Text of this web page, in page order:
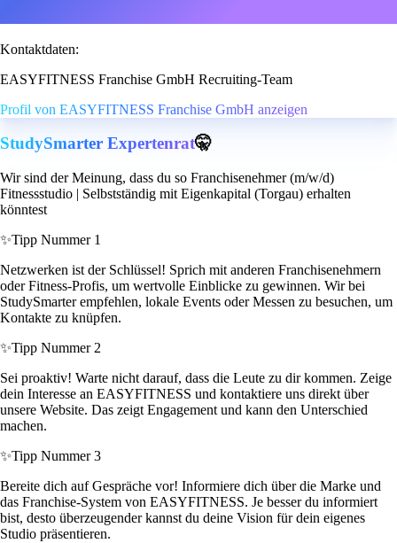
Kontaktdaten:
EASYFITNESS Franchise GmbH Recruiting-Team
Profil von EASYFITNESS Franchise GmbH anzeigen
StudySmarter Expertenrat🤫
Wir sind der Meinung, dass du so Franchisenehmer (m/w/d)
Fitnessstudio | Selbstständig mit Eigenkapital (Torgau) erhalten
könntest
✨Tipp Nummer 1
Netzwerken ist der Schlüssel! Sprich mit anderen Franchisenehmern
oder Fitness-Profis, um wertvolle Einblicke zu gewinnen. Wir bei
StudySmarter empfehlen, lokale Events oder Messen zu besuchen, um
Kontakte zu knüpfen.
✨Tipp Nummer 2
Sei proaktiv! Warte nicht darauf, dass die Leute zu dir kommen. Zeige
dein Interesse an EASYFITNESS und kontaktiere uns direkt über
unsere Website. Das zeigt Engagement und kann den Unterschied
machen.
✨Tipp Nummer 3
Bereite dich auf Gespräche vor! Informiere dich über die Marke und
das Franchise-System von EASYFITNESS. Je besser du informiert
bist, desto überzeugender kannst du deine Vision für dein eigenes
Studio präsentieren.